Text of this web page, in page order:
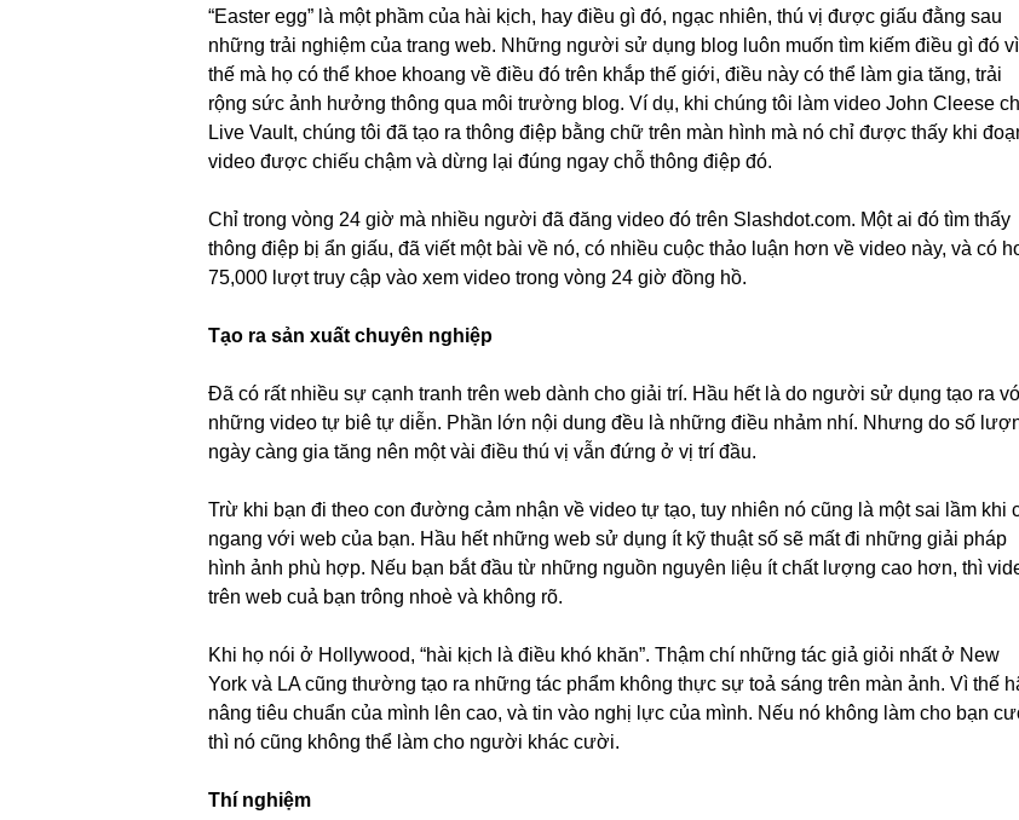
“Easter egg” là một phầm của hài kịch, hay điều gì đó, ngạc nhiên, thú vị được giấu đằng sau
những trải nghiệm của trang web. Những người sử dụng blog luôn muốn tìm kiếm điều gì đó vì
thế mà họ có thể khoe khoang về điều đó trên khắp thế giới, điều này có thể làm gia tăng, trải
rộng sức ảnh hưởng thông qua môi trường blog. Ví dụ, khi chúng tôi làm video John Cleese
Live Vault, chúng tôi đã tạo ra thông điệp bằng chữ trên màn hình mà nó chỉ được thấy khi
video được chiếu chậm và dừng lại đúng ngay chỗ thông điệp đó.
Chỉ trong vòng 24 giờ mà nhiều người đã đăng video đó trên Slashdot.com. Một ai đó tìm thấy
thông điệp bị ẩn giấu, đã viết một bài về nó, có nhiều cuộc thảo luận hơn về video này, và có
75,000 lượt truy cập vào xem video trong vòng 24 giờ đồng hồ.
Tạo ra sản xuất chuyên nghiệp
Đã có rất nhiều sự cạnh tranh trên web dành cho giải trí. Hầu hết là do người sử dụng tạo ra
những video tự biê tự diễn. Phần lớn nội dung đều là những điều nhảm nhí. Nhưng do số
ngày càng gia tăng nên một vài điều thú vị vẫn đứng ở vị trí đầu.
Trừ khi bạn đi theo con đường cảm nhận về video tự tạo, tuy nhiên nó cũng là một sai lầm khi
ngang với web của bạn. Hầu hết những web sử dụng ít kỹ thuật số sẽ mất đi những giải pháp
hình ảnh phù hợp. Nếu bạn bắt đầu từ những nguồn nguyên liệu ít chất lượng cao hơn, thì
trên web cuả bạn trông nhoè và không rõ.
Khi họ nói ở Hollywood, “hài kịch là điều khó khăn”. Thậm chí những tác giả giỏi nhất ở New
York và LA cũng thường tạo ra những tác phẩm không thực sự toả sáng trên màn ảnh. Vì thế
nâng tiêu chuẩn của mình lên cao, và tin vào nghị lực của mình. Nếu nó không làm cho bạn
thì nó cũng không thể làm cho người khác cười.
Thí nghiệm